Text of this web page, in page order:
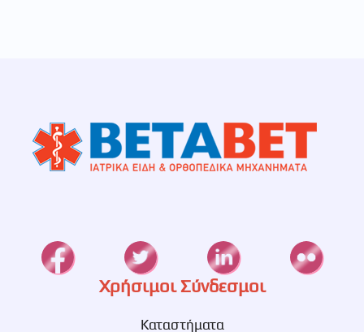
Χρήσιμοι Σύνδεσμοι
Καταστήματα